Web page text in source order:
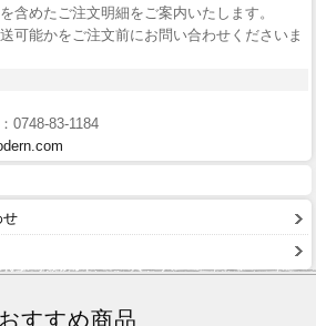
含めたご注文明細をご案内いたします。
可能かをご注文前にお問い合わせくださいま
0748-83-1184
せ
おすすめ商品